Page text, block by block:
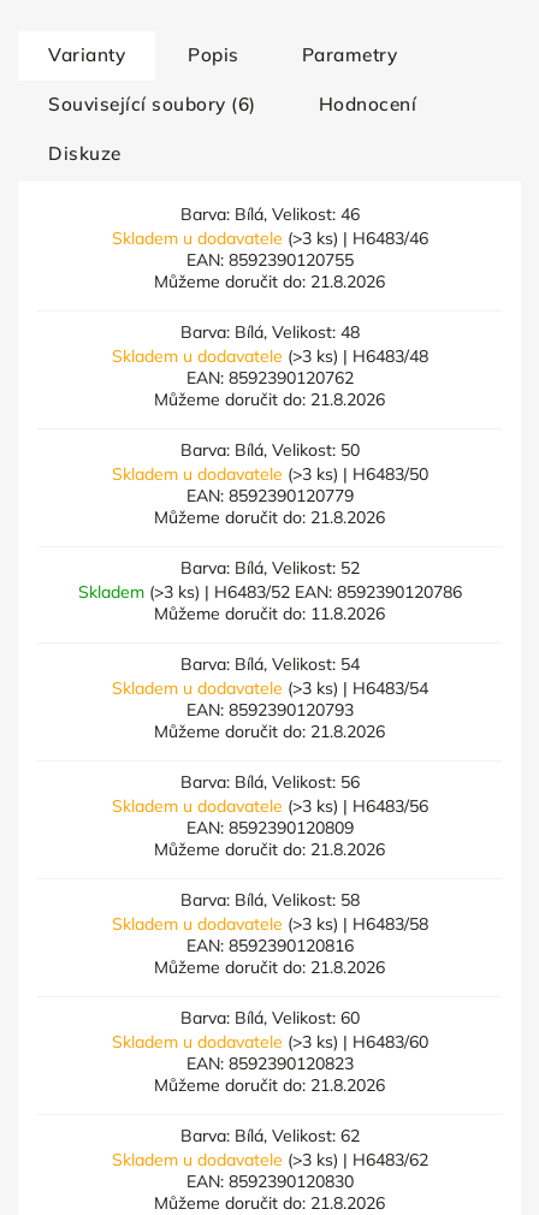
Varianty Popis Parametry
Související soubory (6) Hodnocení
Diskuze
Barva: Bílá, Velikost: 46
Skladem u dodavatele (>3 ks) | H6483/46
EAN: 8592390120755
Můžeme doručit do: 21.8.2026
Barva: Bílá, Velikost: 48
Skladem u dodavatele (>3 ks) | H6483/48
EAN: 8592390120762
Můžeme doručit do: 21.8.2026
Barva: Bílá, Velikost: 50
Skladem u dodavatele (>3 ks) | H6483/50
EAN: 8592390120779
Můžeme doručit do: 21.8.2026
Barva: Bílá, Velikost: 52
Skladem (>3 ks) | H6483/52 EAN: 8592390120786
Můžeme doručit do: 11.8.2026
Barva: Bílá, Velikost: 54
Skladem u dodavatele (>3 ks) | H6483/54
EAN: 8592390120793
Můžeme doručit do: 21.8.2026
Barva: Bílá, Velikost: 56
Skladem u dodavatele (>3 ks) | H6483/56
EAN: 8592390120809
Můžeme doručit do: 21.8.2026
Barva: Bílá, Velikost: 58
Skladem u dodavatele (>3 ks) | H6483/58
EAN: 8592390120816
Můžeme doručit do: 21.8.2026
Barva: Bílá, Velikost: 60
Skladem u dodavatele (>3 ks) | H6483/60
EAN: 8592390120823
Můžeme doručit do: 21.8.2026
Barva: Bílá, Velikost: 62
Skladem u dodavatele (>3 ks) | H6483/62
EAN: 8592390120830
Můžeme doručit do: 21.8.2026